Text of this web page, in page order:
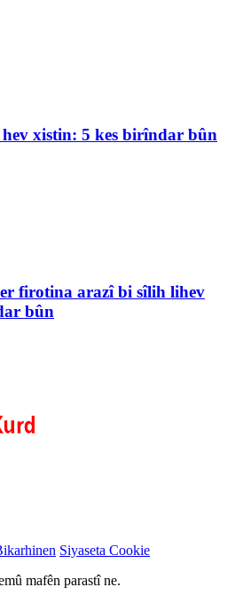
xistin: 5 kes birîndar bûn
firotina arazî bi sîlih lihev
bûn
Siyaseta Cookie
mafên parastî ne.